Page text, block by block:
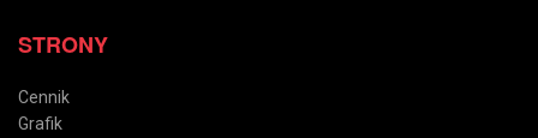
STRONY
Cennik
Grafik